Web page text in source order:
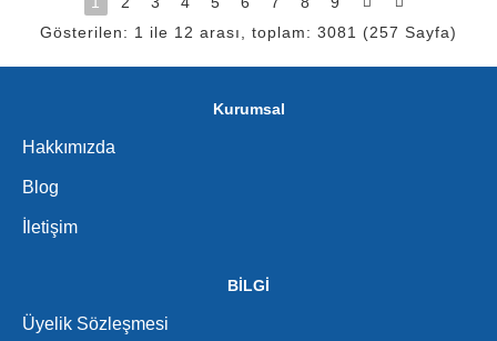
Gösterilen: 1 ile 12 arası, toplam: 3081 (257 Sayfa)
Kurumsal
Hakkımızda
Blog
İletişim
BİLGİ
Üyelik Sözleşmesi